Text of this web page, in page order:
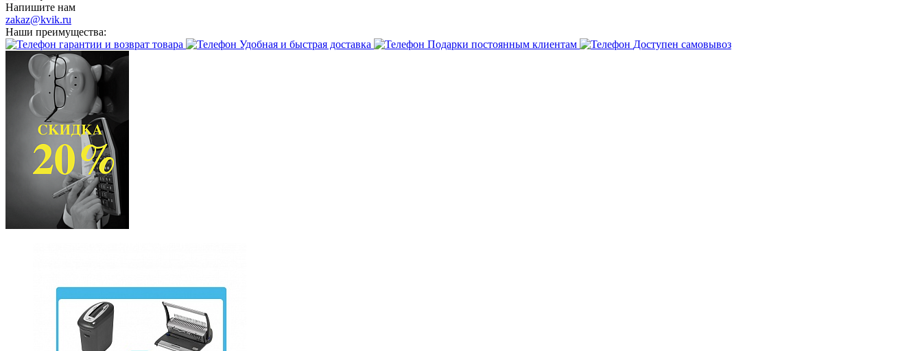
Напишите нам
zakaz@kvik.ru
Наши преимущества:
гарантии и возврат товара
Удобная и быстрая доставка Подарки постоянным клиентам Доступен самовывоз